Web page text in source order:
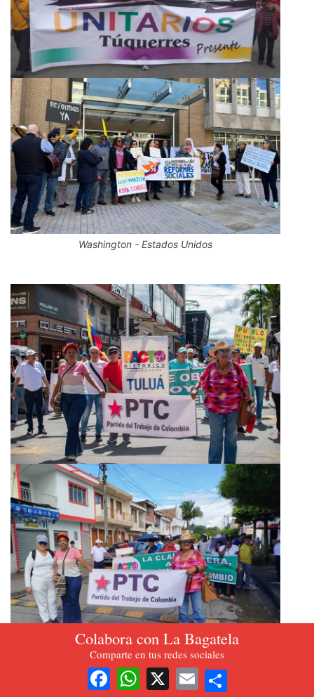
Washington - Estados Unidos
Tulua - Valle
Colabora con La Bagatela
Comparte en tus redes sociales
FacebookWhatsApp
X Email